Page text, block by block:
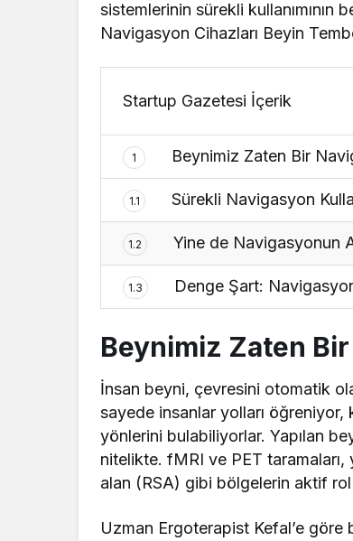
sistemlerinin sürekli kullanımının
Navigasyon Cihazları Beyin
Startup Gazetesi İçerik
1 Beynimiz Zaten Bir
1.1 Sürekli Navigasyon
1.2 Yine de Navigasyonun
1.3 Denge Şart:
Beynimiz Zaten Bir
İnsan beyni, çevresini otomatik
sayede insanlar yolları
yönlerini bulabiliyorlar. Yapılan
nitelikte. fMRI ve PET
alan (RSA) gibi bölgelerin aktif rol
Uzman Ergoterapist Kefal’e göre